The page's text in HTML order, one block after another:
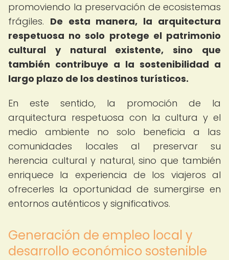
promoviendo la preservación de ecosistemas
frágiles. De esta manera, la arquitectura
respetuosa no solo protege el patrimonio
cultural y natural existente, sino que
también contribuye a la sostenibilidad a
largo plazo de los destinos turísticos.
En este sentido, la promoción de la
arquitectura respetuosa con la cultura y el
medio ambiente no solo beneficia a las
comunidades locales al preservar su
herencia cultural y natural, sino que también
enriquece la experiencia de los viajeros al
ofrecerles la oportunidad de sumergirse en
entornos auténticos y significativos.
Generación de empleo local y
desarrollo económico sostenible